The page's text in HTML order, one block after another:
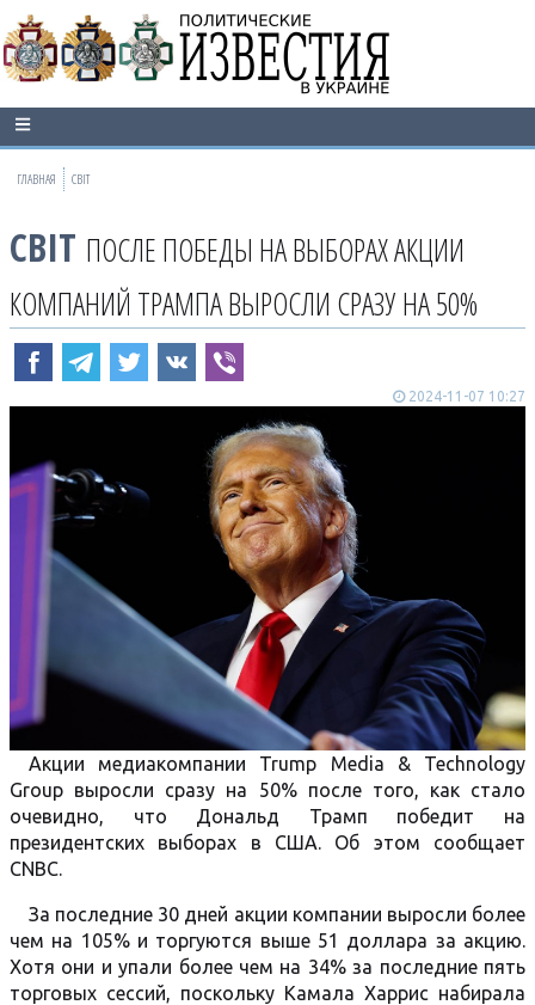
ГЛАВНАЯ СВІТ
СВІТ ПОСЛЕ ПОБЕДЫ НА ВЫБОРАХ АКЦИИ
КОМПАНИЙ ТРАМПА ВЫРОСЛИ СРАЗУ НА 50%
2024-11-07 10:27
Акции медиакомпании Trump Media & Technology
Group выросли сразу на 50% после того, как стало
очевидно, что Дональд Трамп победит на
президентских выборах в США. Об этом сообщает
CNBC.
За последние 30 дней акции компании выросли более
чем на 105% и торгуются выше 51 доллара за акцию.
Хотя они и упали более чем на 34% за последние пять
торговых сессий, поскольку Камала Харрис набирала